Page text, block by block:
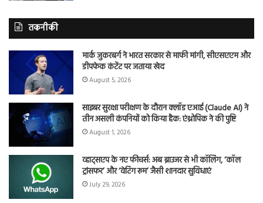
तकनीकी
मार्क जुकरबर्ग ने भारत सरकार से माफी मांगी, सीएसएएम और
डीपफेक कंटेंट पर जताया खेद
August 5, 2026
साइबर सुरक्षा परीक्षण के दौरान क्लॉड एआई (Claude AI) ने
तीन असली कंपनियों को किया हैक: एंथ्रोपिक ने की पुष्टि
August 1, 2026
व्हाट्सएप के नए फीचर्स: अब ब्राउजर से भी कॉलिंग, ‘कॉल
ट्रांसफर’ और ‘वेटिंग रूम’ जैसी शानदार सुविधाएं
July 29, 2026